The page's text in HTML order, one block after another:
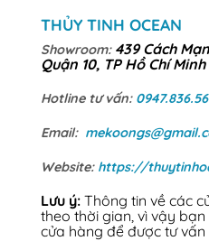
THỦY TINH OCEAN
Showroom: 439 Cách
Quận 10, TP Hồ Chí Minh
Hotline tư vấn:
Email:
Website: https://
Lưu ý: Thông tin về các
theo thời gian, vì vậy
cửa hàng để được tư vấn